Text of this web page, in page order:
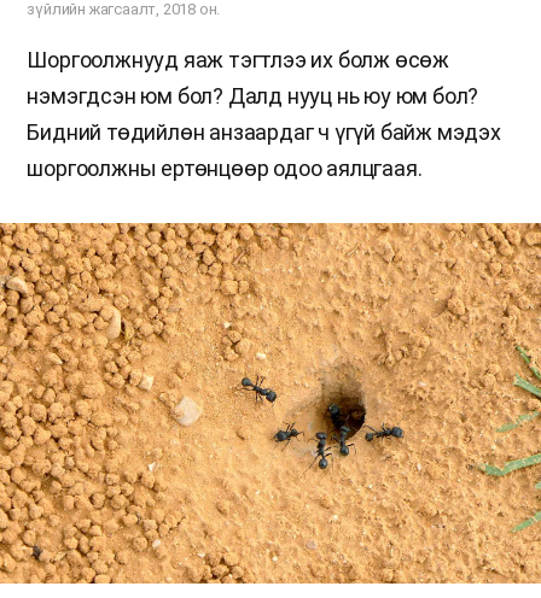
зүйлийн жагсаалт, 2018 он.
Шоргоолжнууд яаж тэгтлээ их болж өсөж
нэмэгдсэн юм бол? Далд нууц нь юу юм бол?
Бидний төдийлөн анзаардаг ч үгүй байж мэдэх
шоргоолжны ертөнцөөр одоо аялцгаая.